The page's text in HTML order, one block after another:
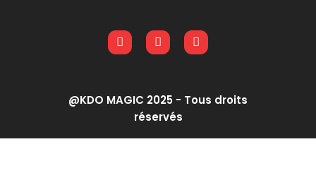
@KDO MAGIC 2025 - Tous droits
réservés